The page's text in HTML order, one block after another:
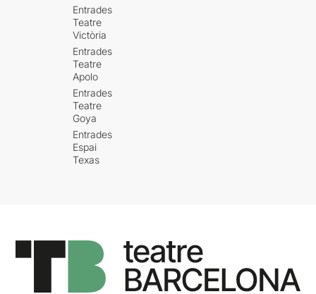
Entrades
Teatre
Victòria
Entrades
Teatre
Apolo
Entrades
Teatre
Goya
Entrades
Espai
Texas